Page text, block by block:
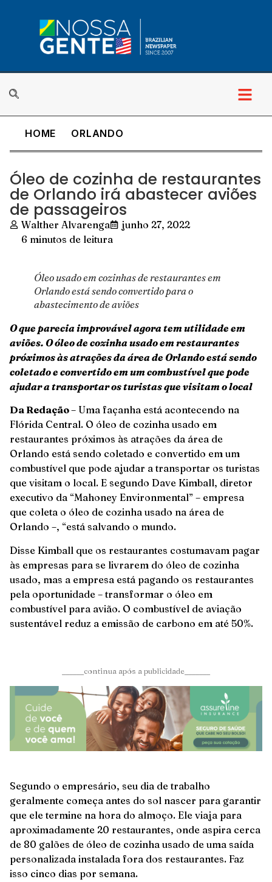
HOME ORLANDO
Óleo de cozinha de restaurantes
de Orlando irá abastecer aviões
de passageiros
Walther Alvarenga
junho 27, 2022
6 minutos de leitura
Óleo usado em cozinhas de restaurantes em
Orlando está sendo convertido para o
abastecimento de aviões
O que parecia improvável agora tem utilidade em
aviões. O óleo de cozinha usado em restaurantes
próximos às atrações da área de Orlando está sendo
coletado e convertido em um combustível que pode
ajudar a transportar os turistas que visitam o local
Da Redação– Uma façanha está acontecendo na
Flórida Central. O óleo de cozinha usado em
restaurantes próximos às atrações da área de
Orlando está sendo coletado e convertido em um
combustível que pode ajudar a transportar os turistas
que visitam o local. E segundo Dave Kimball, diretor
executivo da “Mahoney Environmental” – empresa
que coleta o óleo de cozinha usado na área de
Orlando –, “está salvando o mundo.
Disse Kimball que os restaurantes costumavam pagar
às empresas para se livrarem do óleo de cozinha
usado, mas a empresa está pagando os restaurantes
pela oportunidade – transformar o óleo em
combustível para avião. O combustível de aviação
sustentável reduz a emissão de carbono em até 50%.
______continua após a publicidade_______
Segundo o empresário, seu dia de trabalho
geralmente começa antes do sol nascer para garantir
que ele termine na hora do almoço. Ele viaja para
aproximadamente 20 restaurantes, onde aspira cerca
de 80 galões de óleo de cozinha usado de uma saída
personalizada instalada fora dos restaurantes. Faz
isso cinco dias por semana.